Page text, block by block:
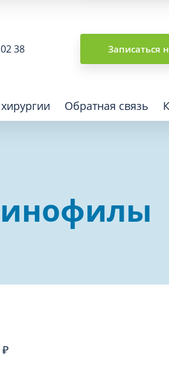
38 Записаться
и
Офтальмология
Подиатрия
Обратная связь
₽